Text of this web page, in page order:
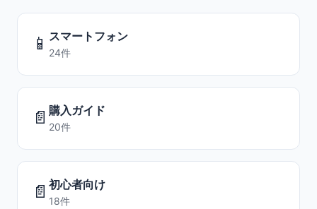
📱 スマートフォン
24件
📄 購入ガイド
20件
📄 初心者向け
18件